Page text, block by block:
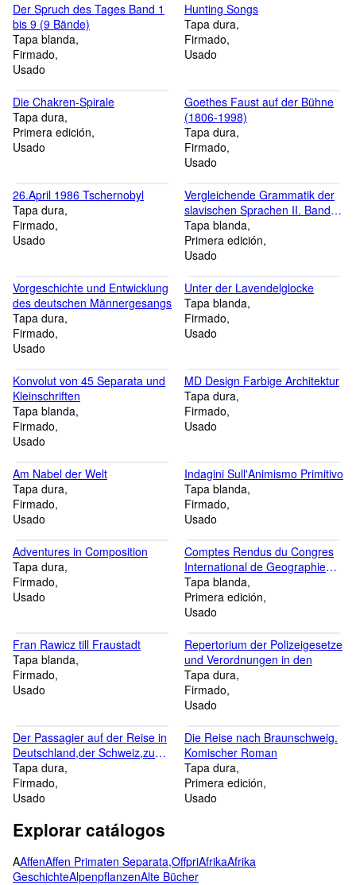
Der Spruch des Tages Band 1
bis 9 (9 Bände)
Tapa blanda
Firmado
Usado
Hunting Songs
Tapa dura
Firmado
Usado
Die Chakren-Spirale
Tapa dura
Primera edición
Usado
Goethes Faust auf der Bühne
(1806-1998)
Tapa dura
Firmado
Usado
26.April 1986 Tschernobyl
Tapa dura
Firmado
Usado
Vergleichende Grammatik der
slavischen Sprachen II. Band
Stammbildungs
Tapa blanda
Primera edición
Usado
Vorgeschichte und Entwicklung
des deutschen Männergesangs
Tapa dura
Firmado
Usado
Unter der Lavendelglocke
Tapa blanda
Firmado
Usado
Konvolut von 45 Separata und
Kleinschriften
Tapa blanda
Firmado
Usado
MD Design Farbige Architektur
Tapa dura
Firmado
Usado
Am Nabel der Welt
Tapa dura
Firmado
Usado
Indagini Sull'Animismo Primitivo
Tapa blanda
Firmado
Usado
Adventures in Composition
Tapa dura
Firmado
Usado
Comptes Rendus du Congres
International de Geographie
Lisbonne 1949
Tapa blanda
Primera edición
Usado
Fran Rawicz till Fraustadt
Tapa blanda
Firmado
Usado
Repertorium der Polizeigesetze
und Verordnungen in den
Tapa dura
Firmado
Usado
Der Passagier auf der Reise in
Deutschland,der Schweiz,zu
Paris
Tapa dura
Firmado
Usado
Die Reise nach Braunschweig.
Komischer Roman
Tapa dura
Primera edición
Usado
Explorar catálogos
AAffenAffen Primaten Separata,OffpriAfrikaAfrika
GeschichteAlpenpflanzenAlte Bücher